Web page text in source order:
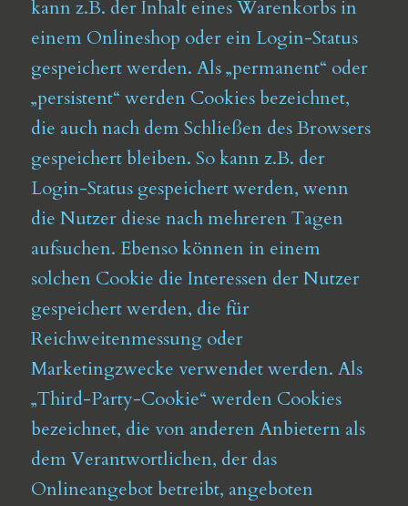
kann z.B. der Inhalt eines Warenkorbs in
einem Onlineshop oder ein Login-Status
gespeichert werden. Als „permanent“ oder
„persistent“ werden Cookies bezeichnet,
die auch nach dem Schließen des Browsers
gespeichert bleiben. So kann z.B. der
Login-Status gespeichert werden, wenn
die Nutzer diese nach mehreren Tagen
aufsuchen. Ebenso können in einem
solchen Cookie die Interessen der Nutzer
gespeichert werden, die für
Reichweitenmessung oder
Marketingzwecke verwendet werden. Als
„Third-Party-Cookie“ werden Cookies
bezeichnet, die von anderen Anbietern als
dem Verantwortlichen, der das
Onlineangebot betreibt, angeboten